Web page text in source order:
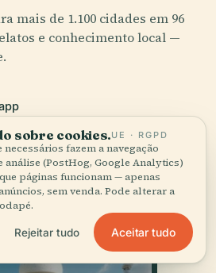
mais de 1.100 cidades em 96
e conhecimento local —
de 50 mil viajantes
sobre cookies.UE · RGPD
fazem a navegação
análise (PostHog, Google Analytics)
páginas funcionam — apenas
sem venda. Pode alterar a
Rejeitar tudo Aceitar tudo